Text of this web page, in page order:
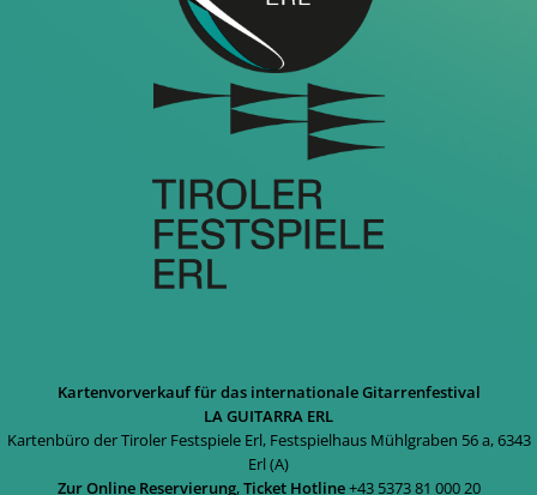
Kartenvorverkauf für das internationale Gitarrenfestival
LA GUITARRA ERL
Kartenbüro der Tiroler Festspiele Erl, Festspielhaus Mühlgraben 56 a, 6343
Erl (A)
Zur Online Reservierung,Ticket Hotline+43 5373 81 000 20